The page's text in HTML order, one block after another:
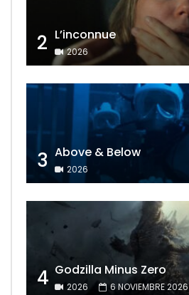
2 L’inconnue
2026
3 Above & Below
2026
4 Godzilla Minus Zero
2026 6 NOVIEMBRE 2026